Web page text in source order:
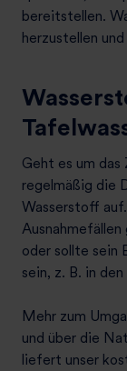
bereitstellen.
herzustellen
Geht es um
regelmäßig die
Wasserstoff
oder sollte sein
sein, z. B. in
Mehr zum
und über die
liefert unser